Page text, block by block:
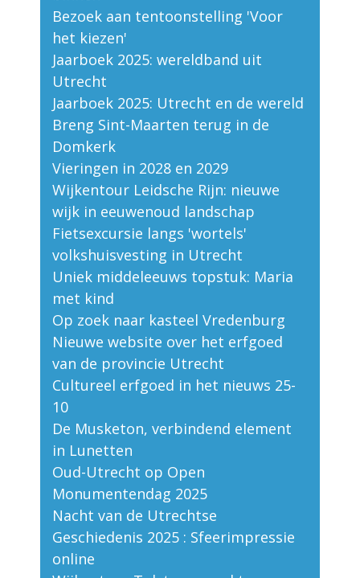
Bezoek aan tentoonstelling 'Voor
het kiezen'
Jaarboek 2025: wereldband uit
Utrecht
Jaarboek 2025: Utrecht en de wereld
Breng Sint-Maarten terug in de
Domkerk
Vieringen in 2028 en 2029
Wijkentour Leidsche Rijn: nieuwe
wijk in eeuwenoud landschap
Fietsexcursie langs 'wortels'
volkshuisvesting in Utrecht
Uniek middeleeuws topstuk: Maria
met kind
Op zoek naar kasteel Vredenburg
Nieuwe website over het erfgoed
van de provincie Utrecht
Cultureel erfgoed in het nieuws 25-
10
De Musketon, verbindend element
in Lunetten
Oud-Utrecht op Open
Monumentendag 2025
Nacht van de Utrechtse
Geschiedenis 2025 : Sfeerimpressie
online